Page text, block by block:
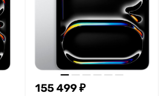
155 499₽